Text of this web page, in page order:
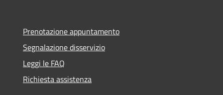
Prenotazione appuntamento
Segnalazione disservizio
Leggi le FAQ
Richiesta assistenza